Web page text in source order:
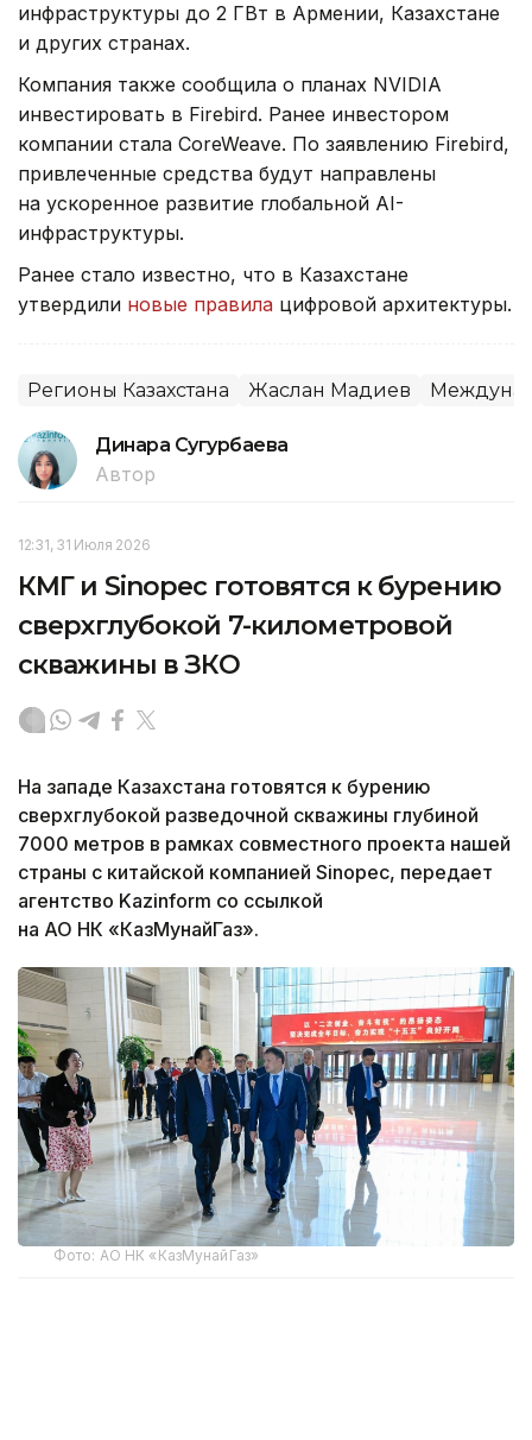
инфраструктуры до 2 ГВт в Армении, Казахстане
и других странах.
Компания также сообщила о планах NVIDIA
инвестировать в Firebird. Ранее инвестором
компании стала CoreWeave. По заявлению Firebird,
привлеченные средства будут направлены
на ускоренное развитие глобальной AI-
инфраструктуры.
Ранее стало известно, что в Казахстане
утвердили новые правила цифровой архитектуры.
Регионы Казахстана Жаслан Мадиев
Динара Сугурбаева
Автор
12:31, 31 Июля 2026
КМГ и Sinopec готовятся к бурению
сверхглубокой 7-километровой
скважины в ЗКО
На западе Казахстана готовятся к бурению
сверхглубокой разведочной скважины глубиной
7000 метров в рамках совместного проекта нашей
страны с китайской компанией Sinopec, передает
агентство Kazinform со ссылкой
на АО НК «КазМунайГаз».
Фото: АО НК «КазМунайГаз»